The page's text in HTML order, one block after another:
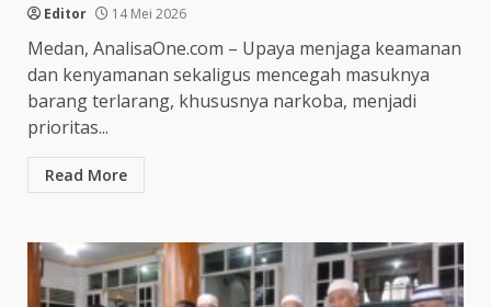
Editor 14 Mei 2026
Medan, AnalisaOne.com – Upaya menjaga keamanan
dan kenyamanan sekaligus mencegah masuknya
barang terlarang, khususnya narkoba, menjadi
prioritas...
Read More